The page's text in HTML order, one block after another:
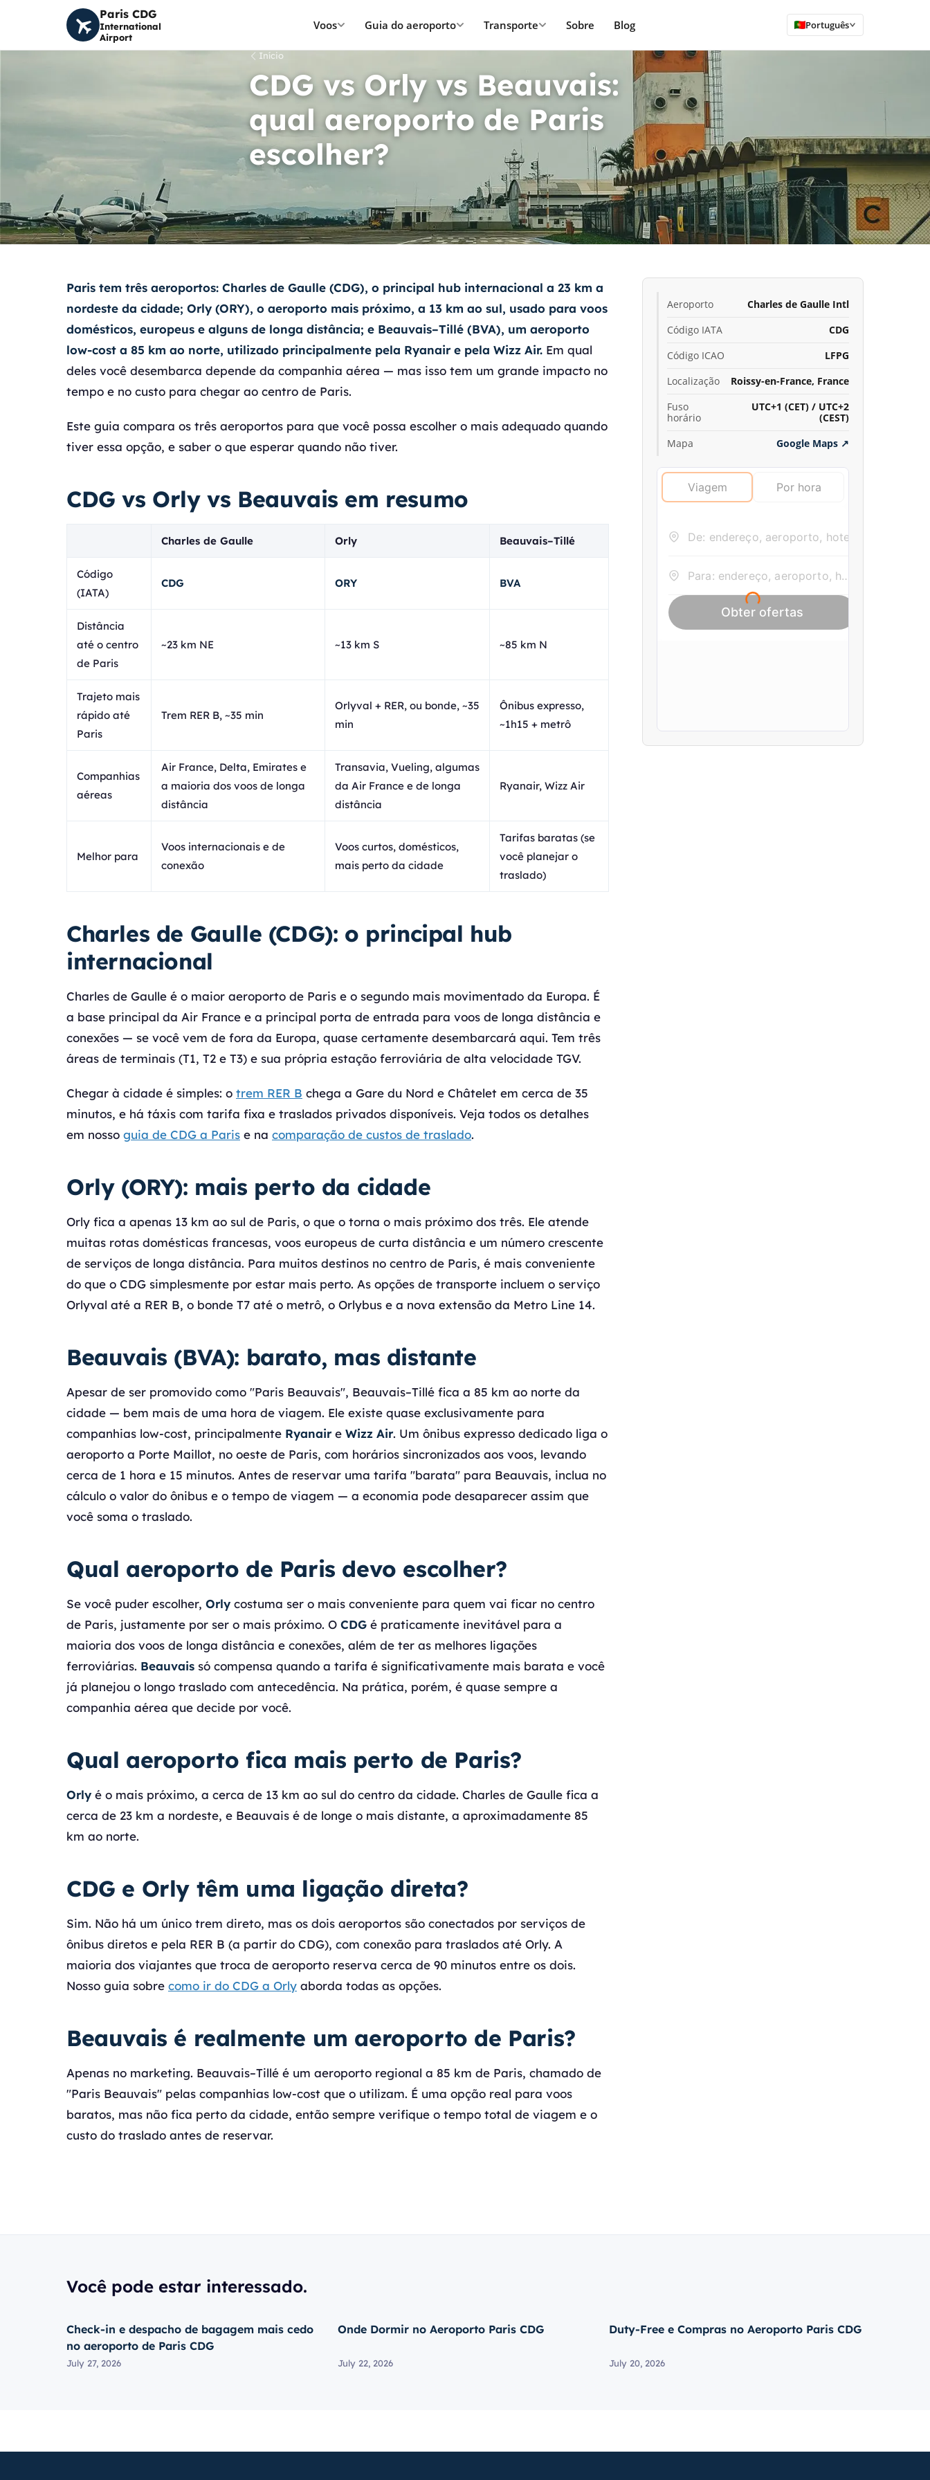
Paris CDG
International
Airport
Voos Guia do aeroporto Transporte Sobre Blog Português
Início
CDG vs Orly vs Beauvais:
qual aeroporto de Paris
escolher?
Paris tem três aeroportos: Charles de Gaulle (CDG), o principal hub internacional a 23 km a
nordeste da cidade; Orly (ORY), o aeroporto mais próximo, a 13 km ao sul, usado para voos
domésticos, europeus e alguns de longa distância; e Beauvais–Tillé (BVA), um aeroporto
low-cost a 85 km ao norte, utilizado principalmente pela Ryanair e pela Wizz Air. Em qual
deles você desembarca depende da companhia aérea — mas isso tem um grande impacto no
tempo e no custo para chegar ao centro de Paris.
Este guia compara os três aeroportos para que você possa escolher o mais adequado quando
tiver essa opção, e saber o que esperar quando não tiver.
CDG vs Orly vs Beauvais em resumo
Charles de Gaulle Orly Beauvais–Tillé
Código
(IATA)
CDG ORY BVA
Distância
até o centro
de Paris
~23 km NE ~13 km S ~85 km N
Trajeto mais
rápido até
Paris
Trem RER B, ~35 min
Orlyval + RER, ou bonde, ~35
min
Ônibus expresso,
~1h15 + metrô
Companhias
aéreas
Air France, Delta, Emirates e
a maioria dos voos de longa
distância
Transavia, Vueling, algumas
da Air France e de longa
distância
Ryanair, Wizz Air
Melhor para
Voos internacionais e de
conexão
Voos curtos, domésticos,
mais perto da cidade
Tarifas baratas (se
você planejar o
traslado)
Charles de Gaulle (CDG): o principal hub
internacional
Charles de Gaulle é o maior aeroporto de Paris e o segundo mais movimentado da Europa. É
a base principal da Air France e a principal porta de entrada para voos de longa distância e
conexões — se você vem de fora da Europa, quase certamente desembarcará aqui. Tem três
áreas de terminais (T1, T2 e T3) e sua própria estação ferroviária de alta velocidade TGV.
Chegar à cidade é simples: o trem RER B chega a Gare du Nord e Châtelet em cerca de 35
minutos, e há táxis com tarifa fixa e traslados privados disponíveis. Veja todos os detalhes
em nosso guia de CDG a Paris e na comparação de custos de traslado.
Orly (ORY): mais perto da cidade
Orly fica a apenas 13 km ao sul de Paris, o que o torna o mais próximo dos três. Ele atende
muitas rotas domésticas francesas, voos europeus de curta distância e um número crescente
de serviços de longa distância. Para muitos destinos no centro de Paris, é mais conveniente
do que o CDG simplesmente por estar mais perto. As opções de transporte incluem o serviço
Orlyval até a RER B, o bonde T7 até o metrô, o Orlybus e a nova extensão da Metro Line 14.
Beauvais (BVA): barato, mas distante
Apesar de ser promovido como "Paris Beauvais", Beauvais–Tillé fica a 85 km ao norte da
cidade — bem mais de uma hora de viagem. Ele existe quase exclusivamente para
companhias low-cost, principalmente Ryanaire Wizz Air. Um ônibus expresso dedicado liga o
aeroporto a Porte Maillot, no oeste de Paris, com horários sincronizados aos voos, levando
cerca de 1 hora e 15 minutos. Antes de reservar uma tarifa "barata" para Beauvais, inclua no
cálculo o valor do ônibus e o tempo de viagem — a economia pode desaparecer assim que
você soma o traslado.
Qual aeroporto de Paris devo escolher?
Se você puder escolher, Orly costuma ser o mais conveniente para quem vai ficar no centro
de Paris, justamente por ser o mais próximo. O CDG é praticamente inevitável para a
maioria dos voos de longa distância e conexões, além de ter as melhores ligações
ferroviárias. Beauvais só compensa quando a tarifa é significativamente mais barata e você
já planejou o longo traslado com antecedência. Na prática, porém, é quase sempre a
companhia aérea que decide por você.
Qual aeroporto fica mais perto de Paris?
Orly é o mais próximo, a cerca de 13 km ao sul do centro da cidade. Charles de Gaulle fica a
cerca de 23 km a nordeste, e Beauvais é de longe o mais distante, a aproximadamente 85
km ao norte.
CDG e Orly têm uma ligação direta?
Sim. Não há um único trem direto, mas os dois aeroportos são conectados por serviços de
ônibus diretos e pela RER B (a partir do CDG), com conexão para traslados até Orly. A
maioria dos viajantes que troca de aeroporto reserva cerca de 90 minutos entre os dois.
Nosso guia sobre como ir do CDG a Orly aborda todas as opções.
Beauvais é realmente um aeroporto de Paris?
Apenas no marketing. Beauvais–Tillé é um aeroporto regional a 85 km de Paris, chamado de
"Paris Beauvais" pelas companhias low-cost que o utilizam. É uma opção real para voos
baratos, mas não fica perto da cidade, então sempre verifique o tempo total de viagem e o
custo do traslado antes de reservar.
Aeroporto
Charles de Gaulle Intl
Código IATA
CDG
Código ICAO
LFPG
Localização
Roissy-en-France, France
Fuso
horário
UTC+1 (CET) / UTC+2
(CEST)
Mapa
Google Maps ↗
Você pode estar interessado.
Check-in e despacho de bagagem mais cedo
no aeroporto de Paris CDG
July 27, 2026
Onde Dormir no Aeroporto Paris CDG
July 22, 2026
Duty-Free e Compras no Aeroporto Paris CDG
July 20, 2026